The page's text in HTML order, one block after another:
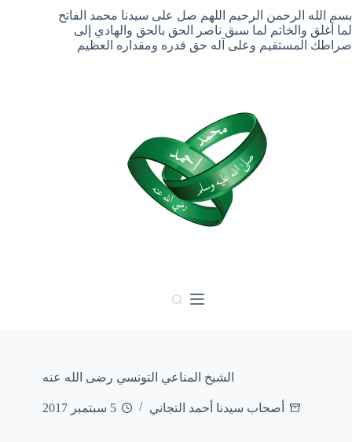
التجاوز
إلى
المحتوى
بسم الله الرحمن الرحيم اللهم صل على سيدنا محمد الفاتح
لما أغلق والخاتم لما سبق ناصر الحق بالحق والهادي إلى
صراطك المستقيم وعلى آله حق قدره ومقداره العظيم
الشيخ المناعي التونسي رضى الله عنه
أصحاب سيدنا أحمد التجاني 5 سبتمبر 2017